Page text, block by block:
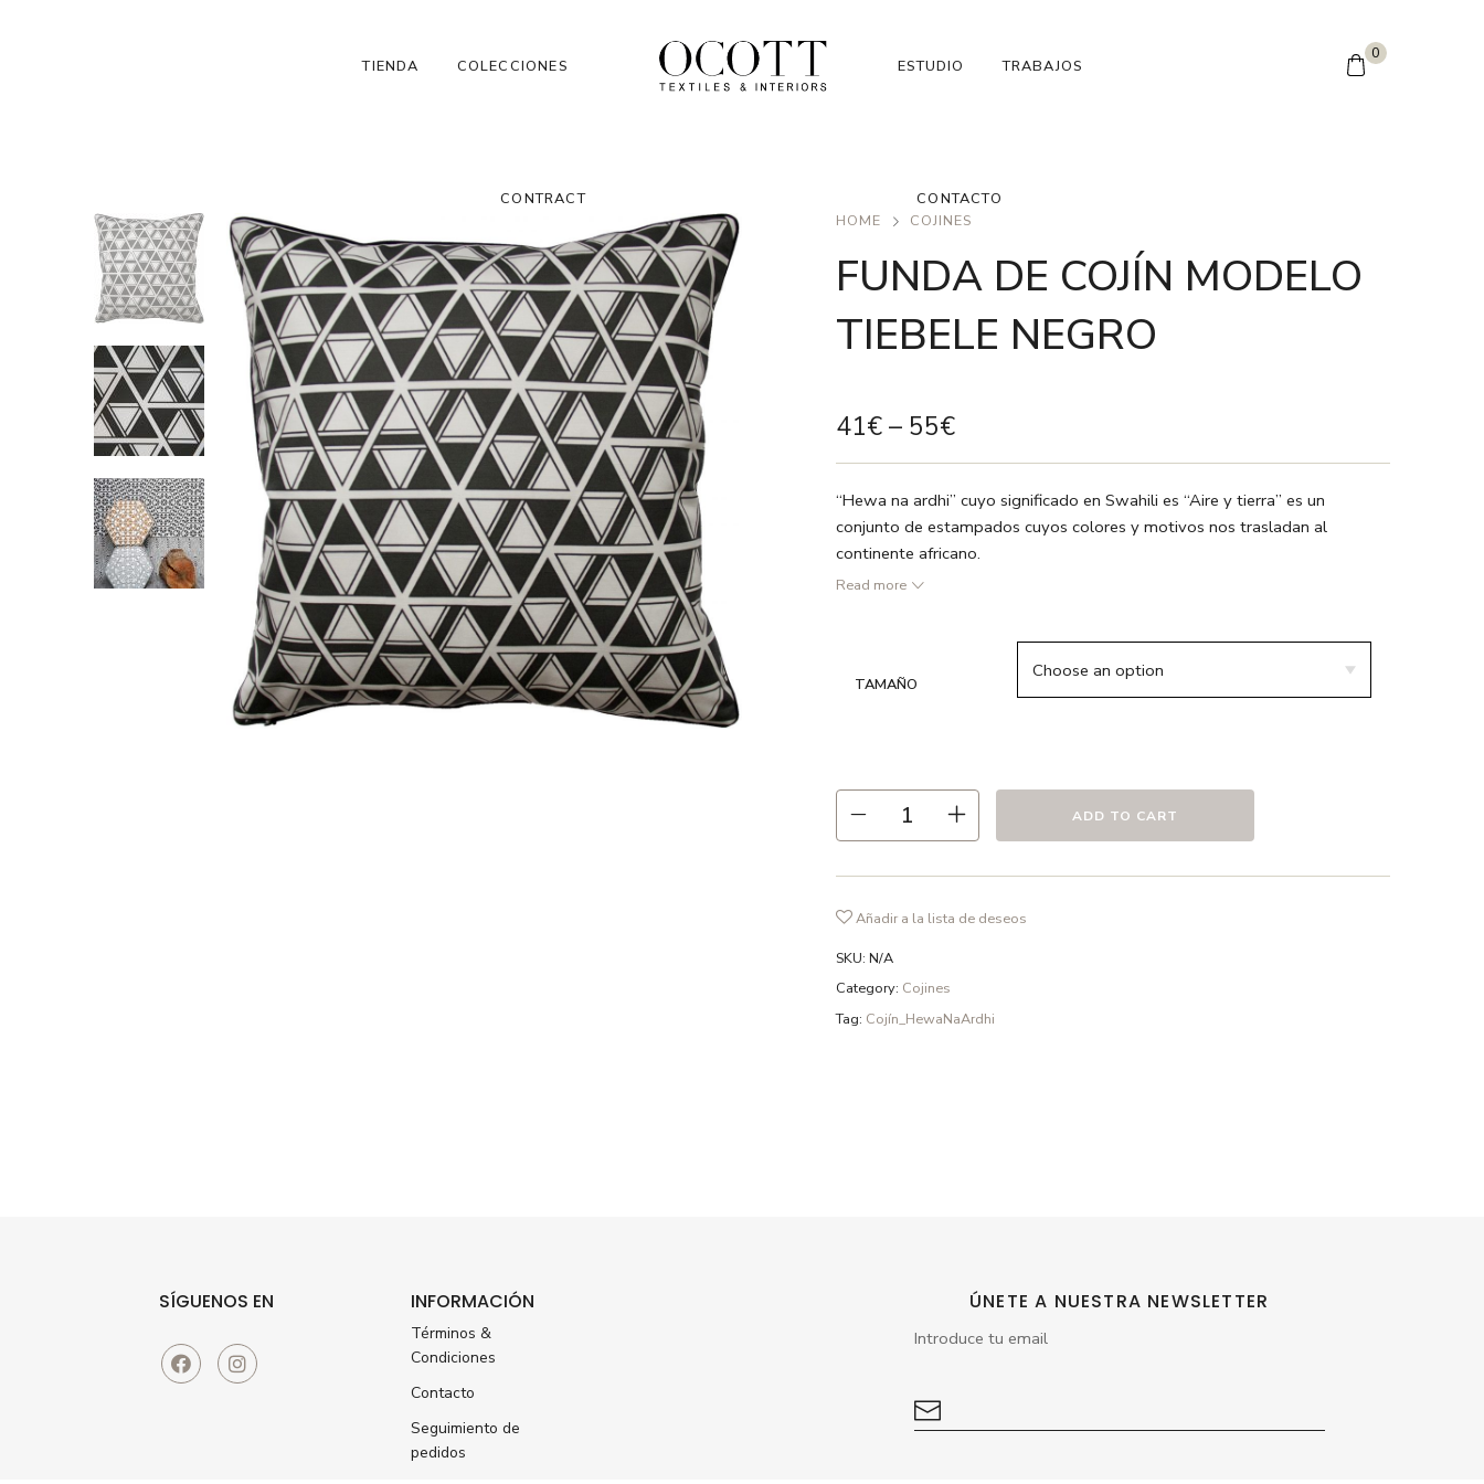
TIENDA COLECCIONES
CONTRACT
ESTUDIO TRABAJOS
CONTACTO
0
HOME COJINES
FUNDA DE COJÍN MODELO
TIEBELE NEGRO
41€– 55€
“Hewa na ardhi” cuyo significado en Swahili es “Aire y tierra” es un
conjunto de estampados cuyos colores y motivos nos trasladan al
continente africano.
● Frente: 55% lino 45% algodón estampado
fosfatos y en ciclo delicado.
Read more
TAMAÑO
ADD TO CART
Añadir a la lista de deseos
SKU: N/A
Category: Cojines
Tag: Cojín_HewaNaArdhi
SÍGUENOS EN INFORMACIÓN
Términos &
Condiciones
Contacto
Seguimiento de
pedidos
ÚNETE A NUESTRA NEWSLETTER